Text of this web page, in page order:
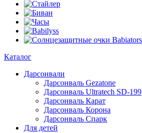
Каталог
Дарсонвали
Дарсонваль Gezatone
Дарсонваль Ultratech SD-199
Дарсонваль Карат
Дарсонваль Корона
Дарсонваль Спарк
Для детей